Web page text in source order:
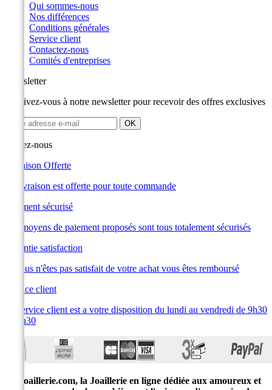
Qui sommes-nous
Nos différences
Conditions générales
Service client
Contactez-nous
Comités d'entreprises
Newsletter
Inscrivez-vous à notre newsletter pour recevoir des offres exclusives
Suivez-nous
Livraison Offerte
La livraison est offerte pour toute commande
Paiement sécurisé
Les moyens de paiement proposés sont tous totalement sécurisés
Garantie satisfaction
Si vous n'êtes pas satisfait de votre achat vous êtes remboursé
Service client
Le service client est a votre disposition du lundi au vendredi de 9h30
à 19h30
E-joaillerie.com, la Joaillerie en ligne dédiée aux amoureux et